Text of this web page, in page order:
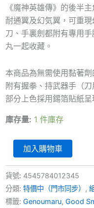
《魔神英雄傳》的後半
耐通翼及幻気翼，可重
刀、手裏劍都附有專用
丸一起收藏。
本商品為無需使用黏著
附有握拳、持武器手（
部分上色採用錫箔貼紙
庫存量: 1 件庫存
PLAMAX
11
-
《魔
神
英
加入購物車
貨號: 4545784012345
分類:特價中（門市同步） ,
標籤:Genoumaru,Good